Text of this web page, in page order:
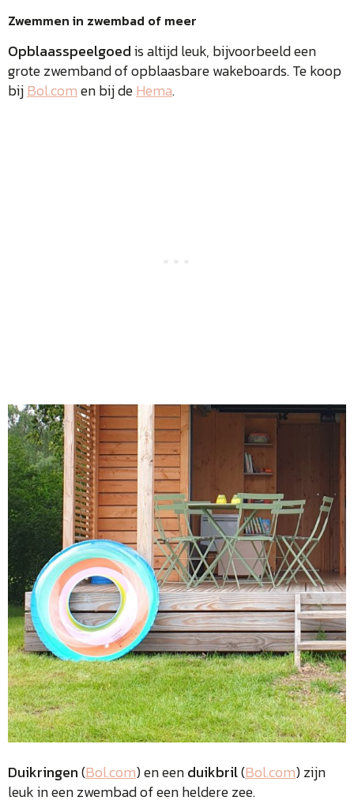
Zwemmen in zwembad of meer
Opblaasspeelgoedis altijd leuk, bijvoorbeeld een
grote zwemband of opblaasbare wakeboards. Te koop
bijBol.comen bij deHema.
Duikringen(Bol.com) en eenduikbril(Bol.com) zijn
leuk in een zwembad of een heldere zee.